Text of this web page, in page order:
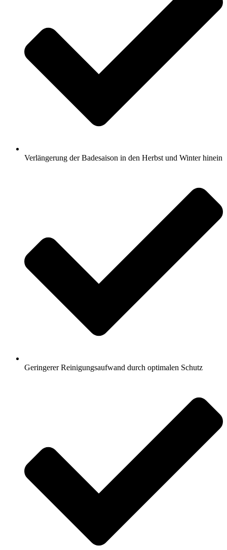
Verlängerung der Badesaison in den Herbst und Winter hinein
Geringerer Reinigungsaufwand durch optimalen Schutz